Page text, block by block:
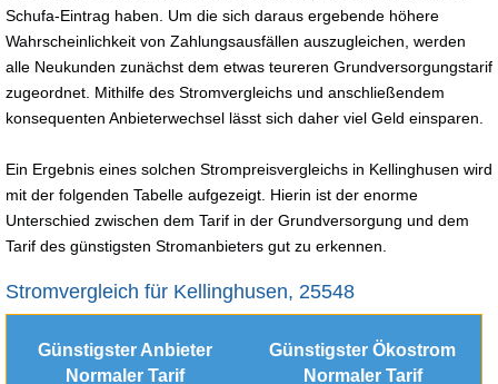
Schufa-Eintrag haben. Um die sich daraus ergebende höhere
Wahrscheinlichkeit von Zahlungsausfällen auszugleichen, werden
alle Neukunden zunächst dem etwas teureren Grundversorgungstarif
zugeordnet. Mithilfe des Stromvergleichs und anschließendem
konsequenten Anbieterwechsel lässt sich daher viel Geld einsparen.
Ein Ergebnis eines solchen Strompreisvergleichs in Kellinghusen wird
mit der folgenden Tabelle aufgezeigt. Hierin ist der enorme
Unterschied zwischen dem Tarif in der Grundversorgung und dem
Tarif des günstigsten Stromanbieters gut zu erkennen.
Stromvergleich für Kellinghusen, 25548
Günstigster Anbieter
Normaler Tarif
Günstigster Ökostrom
Normaler Tarif